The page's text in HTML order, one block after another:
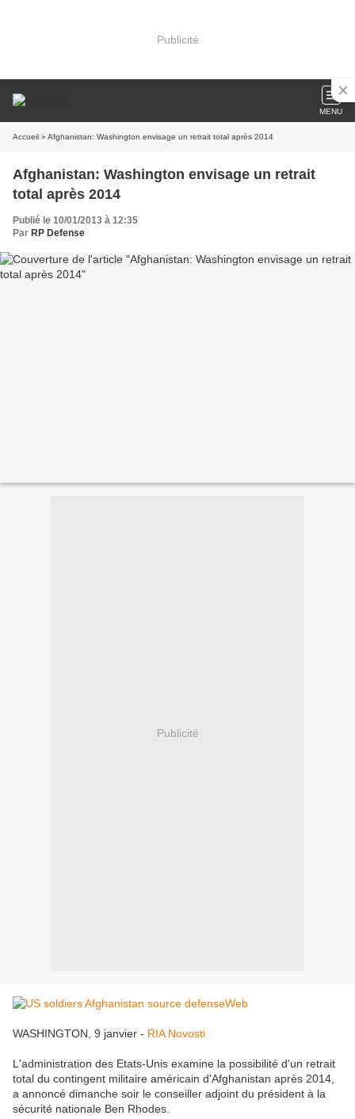
Publicité
MENU
Accueil » Afghanistan: Washington envisage un retrait total après 2014
Afghanistan: Washington envisage un retrait
total après 2014
Publié le 10/01/2013 à 12:35
Par RP Defense
Publicité
WASHINGTON, 9 janvier - RIA Novosti
L'administration des Etats-Unis examine la possibilité d'un retrait
total du contingent militaire américain d'Afghanistan après 2014,
a annoncé dimanche soir le conseiller adjoint du président à la
sécurité nationale Ben Rhodes.